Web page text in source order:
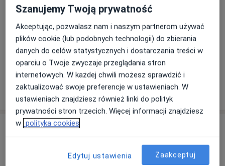
USG piersi
150 zł Szczegóły
+ 1 usługa
W jaki sposób ustalane są ceny?
Adresy (2)
Online
Szanujemy Twoją prywatność
Akceptując, pozwalasz nam i naszym partnerom używać
plików cookie (lub podobnych technologii) do zbierania
danych do celów statystycznych i dostarczania treści w
oparciu o Twoje zwyczaje przeglądania stron
internetowych. W każdej chwili możesz sprawdzić i
zaktualizować swoje preferencje w ustawieniach. W
ustawieniach znajdziesz również linki do polityk
prywatności stron trzecich. Więcej informacji znajdziesz
w polityka cookies
Edytuj ustawienia Zaakceptuj